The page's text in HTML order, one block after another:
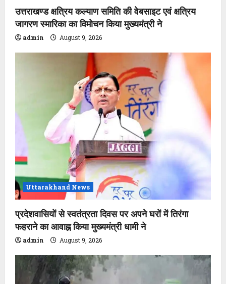
उत्तराखण्ड क्षत्रिय कल्याण समिति की वेबसाइट एवं क्षत्रिय
जागरण स्मारिका का विमोचन किया मुख्यमंत्री ने
admin August 9, 2026
Uttarakhand News
प्रदेशवासियों से स्वतंत्रता दिवस पर अपने घरों में तिरंगा
फहराने का आवाह्न किया मुख्यमंत्री धामी ने
admin August 9, 2026